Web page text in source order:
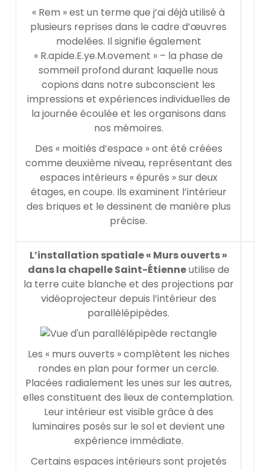
« Rem » est un terme que j’ai déjà utilisé à
plusieurs reprises dans le cadre d’œuvres
modelées. Il signifie également
« R.apide.E.ye.M.ovement » – la phase de
sommeil profond durant laquelle nous
copions dans notre subconscient les
impressions et expériences individuelles de
la journée écoulée et les organisons dans
nos mémoires.
Des « moitiés d’espace » ont été créées
comme deuxième niveau, représentant des
espaces intérieurs « épurés » sur deux
étages, en coupe. Ils examinent l’intérieur
des briques et le dessinent de manière plus
précise.
L’installation spatiale « Murs ouverts »
dans la chapelle Saint-Étienneutilise de
la terre cuite blanche et des projections par
vidéoprojecteur depuis l’intérieur des
parallélépipèdes.
Les « murs ouverts » complètent les niches
rondes en plan pour former un cercle.
Placées radialement les unes sur les autres,
elles constituent des lieux de contemplation.
Leur intérieur est visible grâce à des
luminaires posés sur le sol et devient une
expérience immédiate.
Certains espaces intérieurs sont projetés